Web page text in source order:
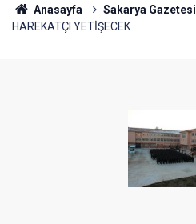
Anasayfa Sakarya Gazetesi
HAREKATÇI YETİŞECEK